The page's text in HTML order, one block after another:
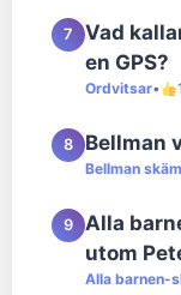
7
Vad
en GPS?
Ordvitsar•
8 Bellman
Bellman
9
Alla
utom
Alla barnen-